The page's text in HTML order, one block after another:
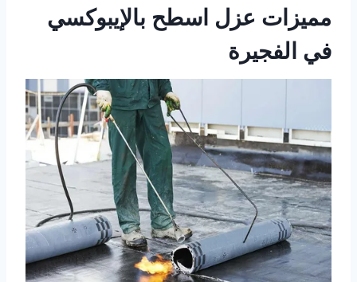
مميزات عزل اسطح بالإيبوكسي
في الفجيرة